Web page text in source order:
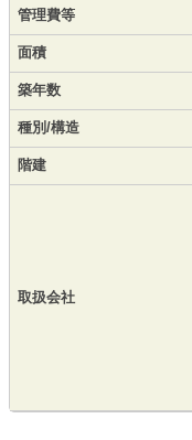
管理費等
面積
築年数
種別/構造
階建
取扱会社